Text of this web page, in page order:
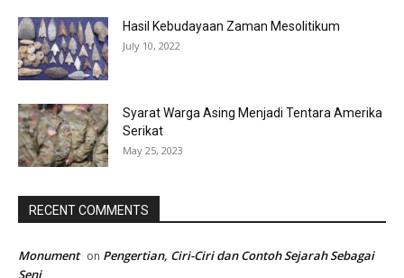
Hasil Kebudayaan Zaman Mesolitikum
July 10, 2022
Syarat Warga Asing Menjadi Tentara Amerika
Serikat
May 25, 2023
RECENT COMMENTS
Monument on Pengertian, Ciri-Ciri dan Contoh Sejarah Sebagai
Seni